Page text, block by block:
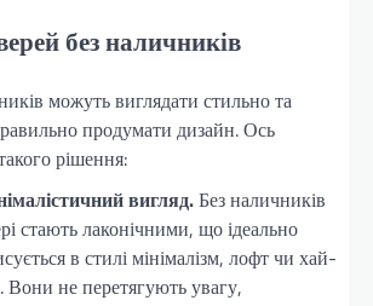
без наличників
можуть виглядати стильно та
продумати дизайн. Ось
рішення:
вигляд.Без наличників
стають лаконічними, що ідеально
в стилі мінімалізм, лофт чи хай-
Вони не перетягують увагу,